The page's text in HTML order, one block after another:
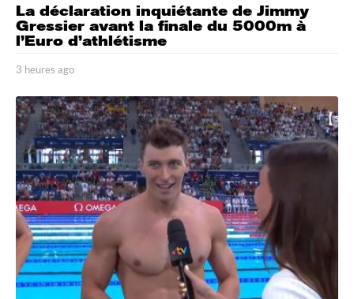
La déclaration inquiétante de Jimmy
Gressier avant la finale du 5000m à
l’Euro d’athlétisme
3 heures ago
e
u
r
e
a
g
o